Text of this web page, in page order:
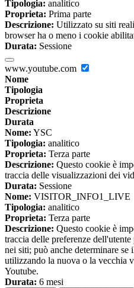
Tipologia: analitico
Proprieta: Prima parte
Descrizione: Utilizzato su siti
browser ha o meno i cookie
Durata: Sessione
www.youtube.com
Nome
Tipologia
Proprieta
Descrizione
Durata
Nome: YSC
Tipologia: analitico
Proprieta: Terza parte
Descrizione: Questo cookie è
traccia delle visualizzazioni dei
Durata: Sessione
Nome: VISITOR_INFO1_LIVE
Tipologia: analitico
Proprieta: Terza parte
Descrizione: Questo cookie è
traccia delle preferenze
nei siti; può anche determinare se
utilizzando la nuova o la vecchia
Youtube.
Durata: 6 mesi